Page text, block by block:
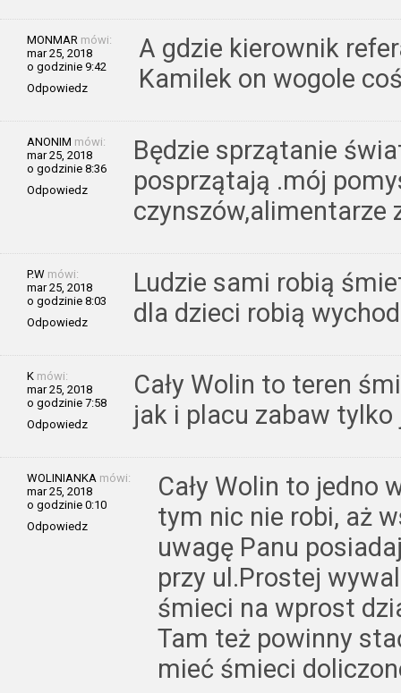
MONMAR mówi:
mar 25, 2018
o godzinie 9:42
Odpowiedz
A gdzie kierownik
Kamilek on wogole
ANONIM mówi:
mar 25, 2018
o godzinie 8:36
Odpowiedz
Będzie sprzątanie
posprzątają .mój
czynszów,alimentarze
P.W mówi:
mar 25, 2018
o godzinie 8:03
Odpowiedz
Ludzie sami robią
dla dzieci robią
K mówi:
mar 25, 2018
o godzinie 7:58
Odpowiedz
Cały Wolin to teren
jak i placu zabaw
WOLINIANKA mówi:
mar 25, 2018
o godzinie 0:10
Odpowiedz
Cały Wolin to jedno
tym nic nie robi, aż
uwagę Panu
przy ul.Prostej
śmieci na wprost
Tam też powinny
mieć śmieci